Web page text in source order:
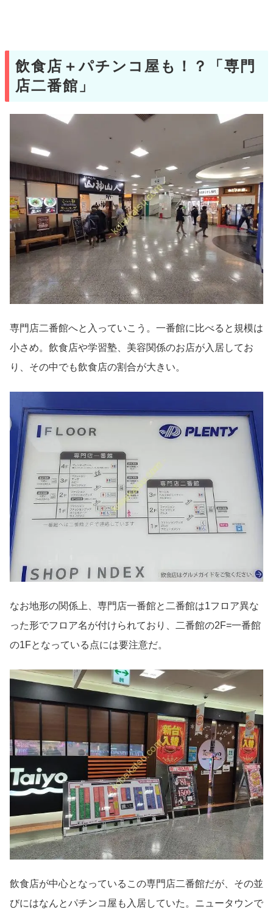
飲食店＋パチンコ屋も！？「専門
店二番館」
専門店二番館へと入っていこう。一番館に比べると規模は
小さめ。飲食店や学習塾、美容関係のお店が入居してお
り、その中でも飲食店の割合が大きい。
なお地形の関係上、専門店一番館と二番館は1フロア異な
った形でフロア名が付けられており、二番館の2F=一番館
の1Fとなっている点には要注意だ。
飲食店が中心となっているこの専門店二番館だが、その並
びにはなんとパチンコ屋も入居していた。ニュータウンで